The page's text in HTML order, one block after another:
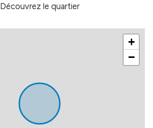
Découvrez le quartier
+
−